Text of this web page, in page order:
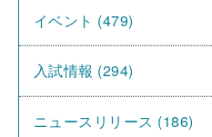
イベント (479)
入試情報 (294)
ニュースリリース (186)